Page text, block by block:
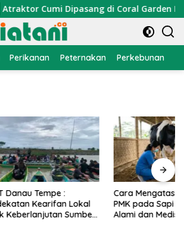
Cumi Dipasang di Coral Garden
Perikanan Peternakan Perkebunan
:
Lokal
Sumber
Cara Mengatasi Penyakit
PMK pada Sapi Perah Secara
Alami dan Medis